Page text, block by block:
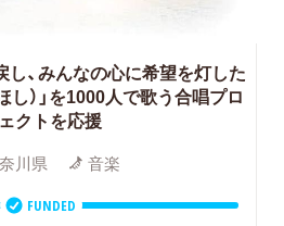
、みんなの心に希望を灯した
し）」を1000人で歌う合唱プロ
クトを応援
川県 音楽
FUNDED